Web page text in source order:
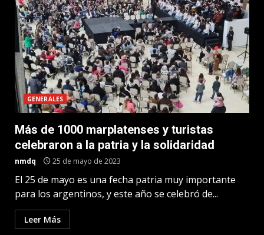
GENERALES
Más de 1000 marplatenses y turistas
celebraron a la patria y la solidaridad
nmdq 25 de mayo de 2023
El 25 de mayo es una fecha patria muy importante
para los argentinos, y este año se celebró de...
Leer Más